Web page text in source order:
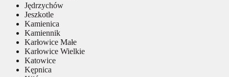
Jędrzychów
Jeszkotle
Kamienica
Kamiennik
Karłowice Małe
Karłowice Wielkie
Katowice
Kępnica